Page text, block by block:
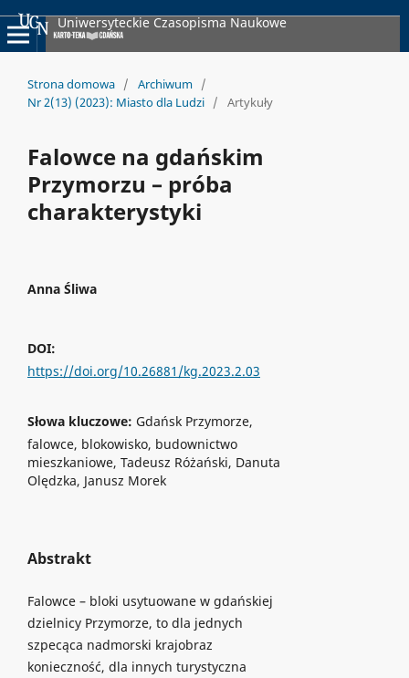
Uniwersyteckie Czasopisma Naukowe
Strona domowa / Archiwum /
Nr 2(13) (2023): Miasto dla Ludzi / Artykuły
Falowce na gdańskim
Przymorzu – próba
charakterystyki
Anna Śliwa
DOI:
https://doi.org/10.26881/kg.2023.2.03
Słowa kluczowe: Gdańsk Przymorze,
falowce, blokowisko, budownictwo
mieszkaniowe, Tadeusz Różański, Danuta
Olędzka, Janusz Morek
Abstrakt
Falowce – bloki usytuowane w gdańskiej
dzielnicy Przymorze, to dla jednych
szpecąca nadmorski krajobraz
konieczność, dla innych turystyczna